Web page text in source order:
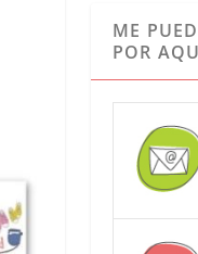
ME
POR